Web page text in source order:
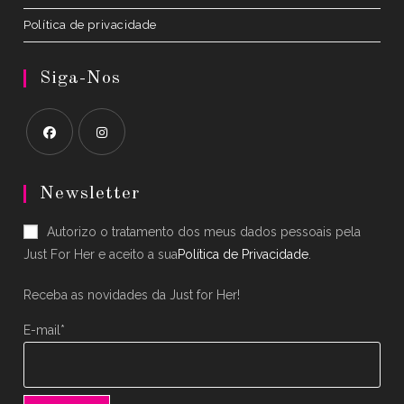
Política de privacidade
Siga-Nos
in
new
tab
in
new
tab
Newsletter
Autorizo o tratamento dos meus dados pessoais pela
Just For Her e aceito a suaPolítica de Privacidade
Receba as novidades da Just for Her!
E-mail*